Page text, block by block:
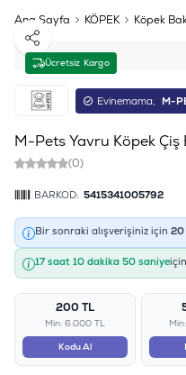
Ana Sayfa KÖPEK Köpek
Ücretsiz Kargo
Paylaş
Evinemama, M-
M-Pets Yavru Köpek
(0)
BARKOD: 5415341005792
Bir sonraki alışverişiniz için 20
17 saat 10 dakika 49 saniye
200 TL
Min: 6.000 TL
Kodu Al